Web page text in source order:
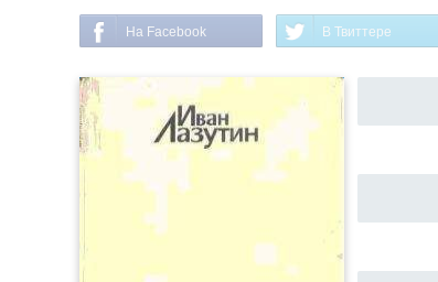
На Facebook В Твиттере